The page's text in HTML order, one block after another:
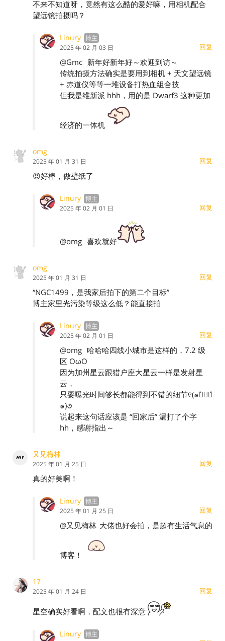
不来不知道呀，竟然有这么酷的爱好嘛，用相机配合
望远镜拍摄吗？
Linury
回复
2025 年 02 月 03 日
@Gmc 新年好新年好～欢迎到访～
传统拍摄方法确实是要用到相机 + 天文望远镜
+ 赤道仪等等一堆设备打热血组合技
但我是维新派 hhh，用的是 Dwarf3 这种更加
经济的一体机
omg
回复
2025 年 01 月 31 日
😍好棒，做壁纸了
Linury
回复
2025 年 02 月 01 日
@omg 喜欢就好
omg
回复
2025 年 01 月 31 日
“NGC1499，是我家后拍下的第二个目标”
博主家里光污染等级这么低？能直接拍
Linury
回复
2025 年 02 月 01 日
@omg 哈哈哈四线小城市是这样的，7.2 级
区 OωO
因为加州星云跟猎户座大星云一样是发射星
云，
只要曝光时间够长都能得到不错的细节୧(๑・̀⌄・́
๑)૭
说起来这句话应该是 “回家后” 漏打了个字
hh，感谢指出～
又见梅林
回复
2025 年 01 月 25 日
真的好美啊！
Linury
回复
2025 年 01 月 25 日
@又见梅林 大佬也好会拍，是超有生活气息的
博客！
17
回复
2025 年 01 月 24 日
星空确实好看啊，配文也很有深意
Linury